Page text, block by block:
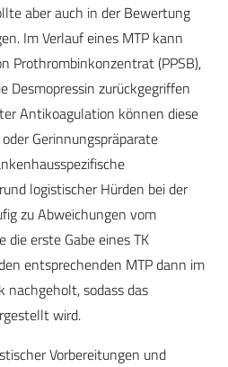
aber auch in der Bewertung
Im Verlauf eines MTP kann
Prothrombinkonzentrat (PPSB),
Desmopressin zurückgegriffen
Antikoagulation können diese
Gerinnungspräparate
logistischer Hürden bei der
zu Abweichungen vom
die erste Gabe eines TK
entsprechenden MTP dann im
sodass das
wird.
Vorbereitungen und